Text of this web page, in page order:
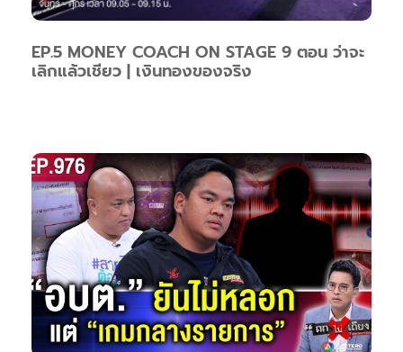
EP.5 MONEY COACH ON STAGE 9 ตอน ว่าจะ
เลิกแล้วเชียว | เงินทองของจริง